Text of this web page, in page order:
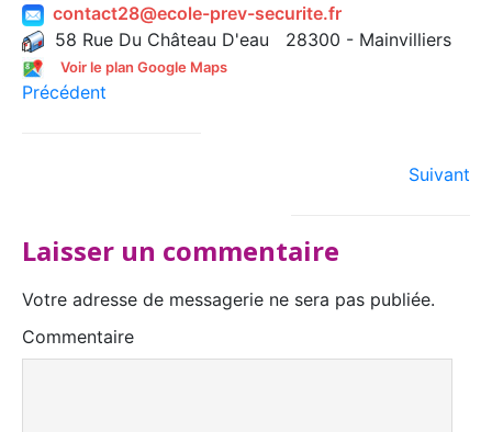
contact28@ecole-prev-securite.fr
58 Rue Du Château D'eau 28300 - Mainvilliers
Voir le plan Google Maps
Précédent
Suivant
Laisser un commentaire
Votre adresse de messagerie ne sera pas publiée.
Commentaire